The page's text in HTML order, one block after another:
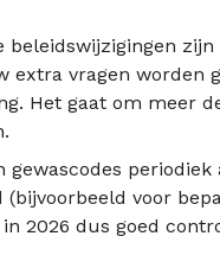
beleidswijzigingen
extra vragen worden
Het gaat om meer
gewascodes
(bijvoorbeeld voor
in 2026 dus goed